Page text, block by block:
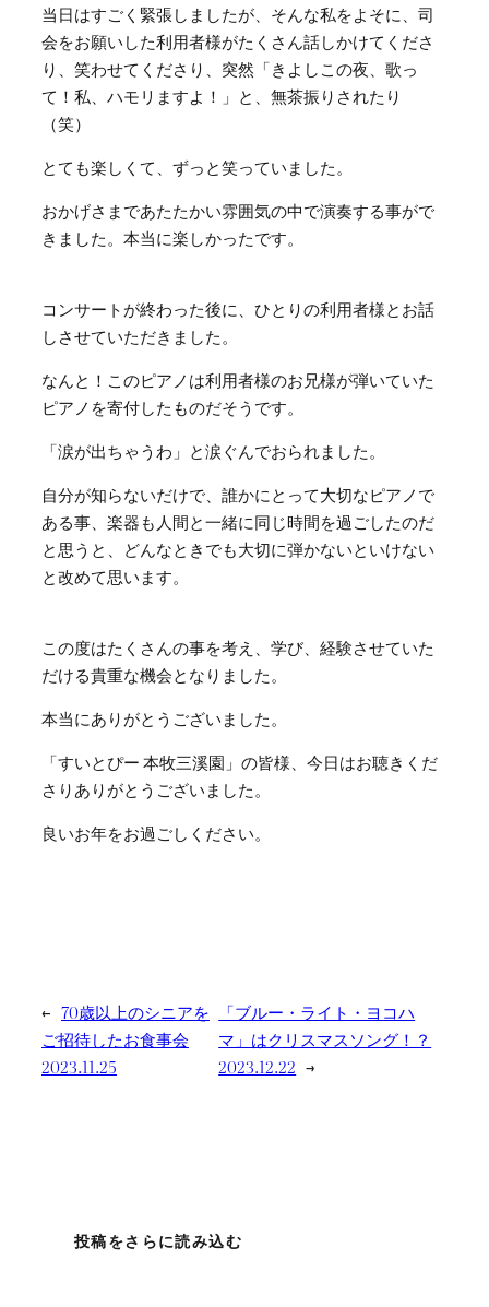
当日はすごく緊張しましたが、そんな私をよそに、司
会をお願いした利用者様がたくさん話しかけてくださ
り、笑わせてくださり、突然「きよしこの夜、歌っ
て！私、ハモリますよ！」と、無茶振りされたり
（笑）
とても楽しくて、ずっと笑っていました。
おかげさまであたたかい雰囲気の中で演奏する事がで
きました。本当に楽しかったです。
コンサートが終わった後に、ひとりの利用者様とお話
しさせていただきました。
なんと！このピアノは利用者様のお兄様が弾いていた
ピアノを寄付したものだそうです。
「涙が出ちゃうわ」と涙ぐんでおられました。
自分が知らないだけで、誰かにとって大切なピアノで
ある事、楽器も人間と一緒に同じ時間を過ごしたのだ
と思うと、どんなときでも大切に弾かないといけない
と改めて思います。
この度はたくさんの事を考え、学び、経験させていた
だける貴重な機会となりました。
本当にありがとうございました。
「すいとぴー 本牧三溪園」の皆様、今日はお聴きくだ
さりありがとうございました。
良いお年をお過ごしください。
← 70歳以上のシニアを
ご招待したお食事会
2023.11.25
「ブルー・ライト・ヨコハ
マ」はクリスマスソング！？
2023.12.22 →
投稿をさらに読み込む